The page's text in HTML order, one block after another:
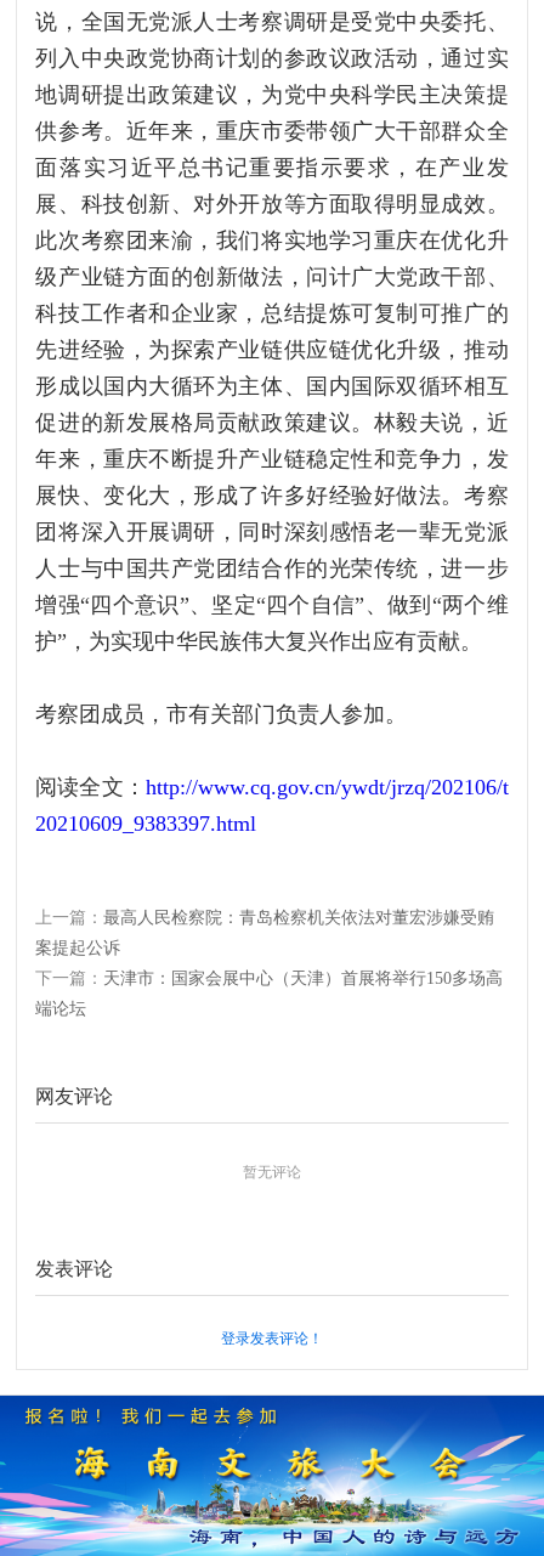
说，全国无党派人士考察调研是受党中央委托、
列入中央政党协商计划的参政议政活动，通过实
地调研提出政策建议，为党中央科学民主决策提
供参考。近年来，重庆市委带领广大干部群众全
面落实习近平总书记重要指示要求，在产业发
展、科技创新、对外开放等方面取得明显成效。
此次考察团来渝，我们将实地学习重庆在优化升
级产业链方面的创新做法，问计广大党政干部、
科技工作者和企业家，总结提炼可复制可推广的
先进经验，为探索产业链供应链优化升级，推动
形成以国内大循环为主体、国内国际双循环相互
促进的新发展格局贡献政策建议。林毅夫说，近
年来，重庆不断提升产业链稳定性和竞争力，发
展快、变化大，形成了许多好经验好做法。考察
团将深入开展调研，同时深刻感悟老一辈无党派
人士与中国共产党团结合作的光荣传统，进一步
增强“四个意识”、坚定“四个自信”、做到“两个维
护”，为实现中华民族伟大复兴作出应有贡献。
考察团成员，市有关部门负责人参加。
阅读全文： http://www.cq.gov.cn/ywdt/jrzq/202106/t
20210609_9383397.html
上一篇：最高人民检察院：青岛检察机关依法对董宏涉嫌受贿
案提起公诉
下一篇： 天津市：国家会展中心（天津）首展将举行150多场高
端论坛
网友评论
暂无评论
发表评论
登录发表评论！